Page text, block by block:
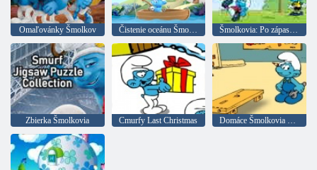
Omaľovánky Šmolkov Čistenie oceánu Šmolkov Šmolkovia: Po zápase tresty
Zbierka Šmolkovia Cmurfy Last Christmas Domáce Šmolkovia stroj